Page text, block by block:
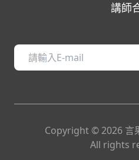
講師
Copyright © 2026 言
All rights